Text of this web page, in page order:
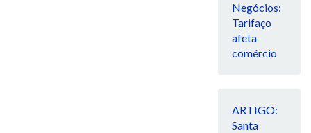
Negócios:
Tarifaço
afeta
comércio
ARTIGO:
Santa